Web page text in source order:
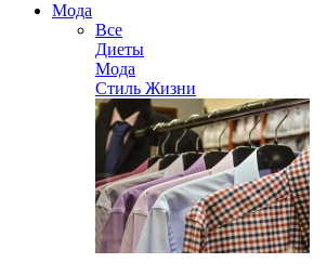
Мода
Все
Диеты
Мода
Стиль Жизни